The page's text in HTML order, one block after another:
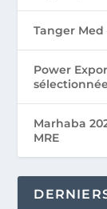
Tanger Med
Power
Marhaba
MRE